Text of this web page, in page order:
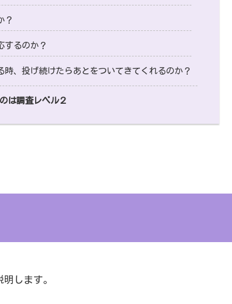
？
するのか？
時、投げ続けたらあとをついてきてくれるのか？
は調査レベル２
します。